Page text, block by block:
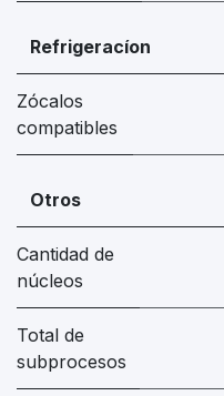
Refrigeracíon
Zócalos
compatibles
Otros
Cantidad de
núcleos
Total de
subprocesos